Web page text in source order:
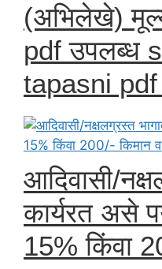
(अभिलेखे)
pdf उपलब्ध
tapasni pdf
आदिवासी/
कार्यरत असे
15% किंवा